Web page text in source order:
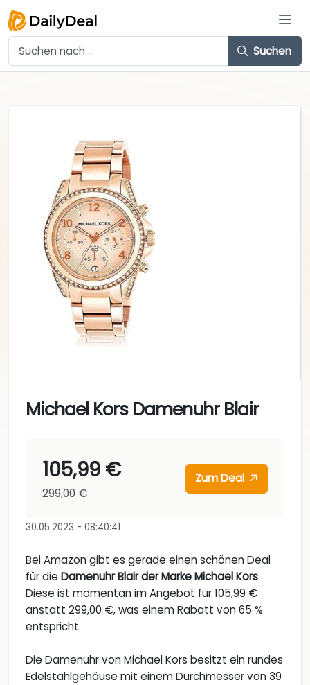
Suchen
Michael Kors Damenuhr Blair
105,99 €
299,00 €
Zum Deal
30.05.2023 - 08:40:41
Bei Amazon gibt es gerade einen schönen Deal
für die Damenuhr Blair der Marke Michael Kors.
Diese ist momentan im Angebot für 105,99 €
anstatt 299,00 €, was einem Rabatt von 65 %
entspricht.
Die Damenuhr von Michael Kors besitzt ein rundes
Edelstahlgehäuse mit einem Durchmesser von 39